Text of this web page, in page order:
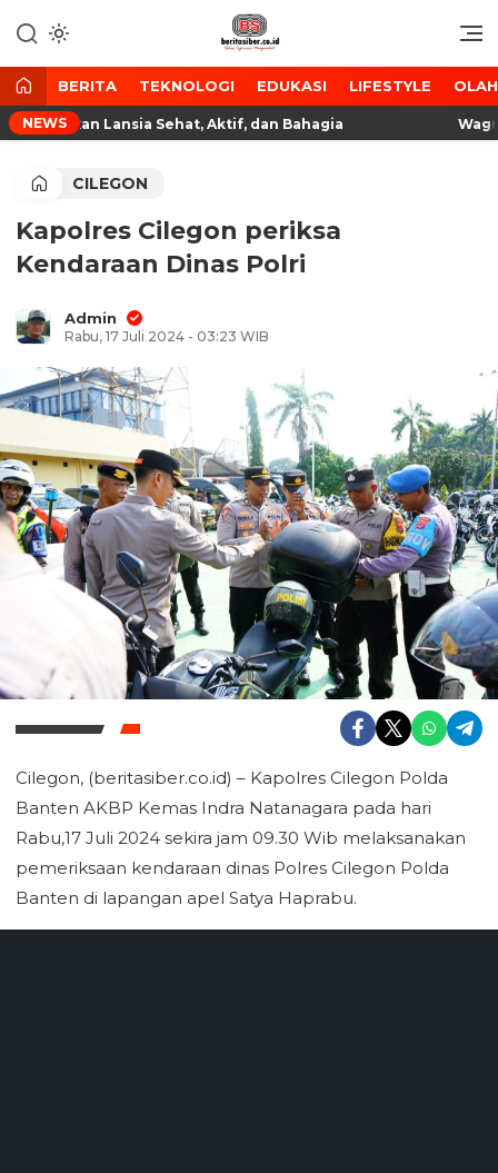
ke
konten
BeritaSiber.co.id
Media Tanggap Dan Akurat
BERITA TEKNOLOGI EDUKASI LIFESTYLE
NEWS Lansia Sehat, Aktif, dan Bahagia Wagub
CILEGON
Kapolres Cilegon periksa
Kendaraan Dinas Polri
Admin
Rabu, 17 Juli 2024 - 03:23 WIB
Cilegon, (beritasiber.co.id) – Kapolres Cilegon Polda
Banten AKBP Kemas Indra Natanagara pada hari
Rabu,17 Juli 2024 sekira jam 09.30 Wib melaksanakan
pemeriksaan kendaraan dinas Polres Cilegon Polda
Banten di lapangan apel Satya Haprabu.